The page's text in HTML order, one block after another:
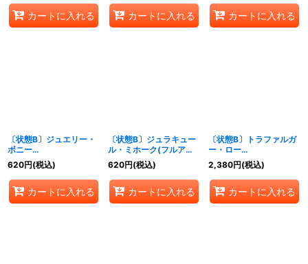
カートに入れる カートに入れる カートに入れる
〔状態B〕ジュエリー・
ボニー
(illust:Nijihayashi)
【C】{ST02-007}
620円(税込)
カートに入れる
〔状態B〕ジュラキュー
ル・ミホーク(フルアー
ト/foil/illust:Hayaken-
sarena)【C】{ST03-
005}
620円(税込)
カートに入れる
〔状態B〕トラファルガ
ー・ロー
(CS/illust:Nijihayashi)
【C】{ST03-008}
2,380円(税込)
カートに入れる